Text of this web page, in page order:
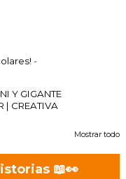
-
Y GIGANTE
| CREATIVA
Mostrar todo
📖👀